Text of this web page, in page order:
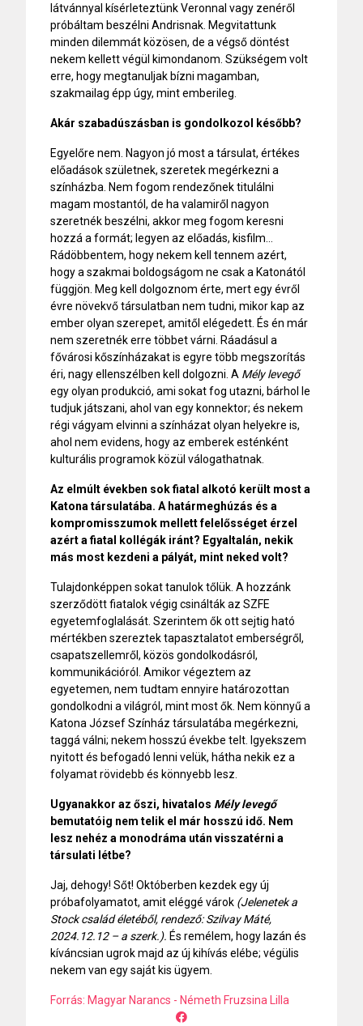
látvánnyal kísérleteztünk Veronnal vagy zenéről
próbáltam beszélni Andrisnak. Megvitattunk
minden dilemmát közösen, de a végső döntést
nekem kellett végül kimondanom. Szükségem volt
erre, hogy megtanuljak bízni magamban,
szakmailag épp úgy, mint emberileg.
Akár szabadúszásban is gondolkozol később?
Egyelőre nem. Nagyon jó most a társulat, értékes
előadások születnek, szeretek megérkezni a
színházba. Nem fogom rendezőnek titulálni
magam mostantól, de ha valamiről nagyon
szeretnék beszélni, akkor meg fogom keresni
hozzá a formát; legyen az előadás, kisfilm…
Rádöbbentem, hogy nekem kell tennem azért,
hogy a szakmai boldogságom ne csak a Katonától
függjön. Meg kell dolgoznom érte, mert egy évről
évre növekvő társulatban nem tudni, mikor kap az
ember olyan szerepet, amitől elégedett. És én már
nem szeretnék erre többet várni. Ráadásul a
fővárosi kőszínházakat is egyre több megszorítás
éri, nagy ellenszélben kell dolgozni. A Mély levegő
egy olyan produkció, ami sokat fog utazni, bárhol le
tudjuk játszani, ahol van egy konnektor; és nekem
régi vágyam elvinni a színházat olyan helyekre is,
ahol nem evidens, hogy az emberek esténként
kulturális programok közül válogathatnak.
Az elmúlt években sok fiatal alkotó került most a
Katona társulatába. A határmeghúzás és a
kompromisszumok mellett felelősséget érzel
azért a fiatal kollégák iránt? Egyaltalán, nekik
más most kezdeni a pályát, mint neked volt?
Tulajdonképpen sokat tanulok tőlük. A hozzánk
szerződött fiatalok végig csinálták az SZFE
egyetemfoglalását. Szerintem ők ott sejtig ható
mértékben szereztek tapasztalatot emberségről,
csapatszellemről, közös gondolkodásról,
kommunikációról. Amikor végeztem az
egyetemen, nem tudtam ennyire határozottan
gondolkodni a világról, mint most ők. Nem könnyű a
Katona József Színház társulatába megérkezni,
taggá válni; nekem hosszú évekbe telt. Igyekszem
nyitott és befogadó lenni velük, hátha nekik ez a
folyamat rövidebb és könnyebb lesz.
Ugyanakkor az őszi, hivatalos Mély levegő
bemutatóig nem telik el már hosszú idő. Nem
lesz nehéz a monodráma után visszatérni a
társulati létbe?
Jaj, dehogy! Sőt! Októberben kezdek egy új
próbafolyamatot, amit eléggé várok (Jelenetek a
Stock család életéből, rendező: Szilvay Máté,
2024.12.12–a szerk.). És remélem, hogy lazán és
kíváncsian ugrok majd az új kihívás elébe; végülis
nekem van egy saját kis ügyem.
Forrás: Magyar Narancs - Németh Fruzsina Lilla